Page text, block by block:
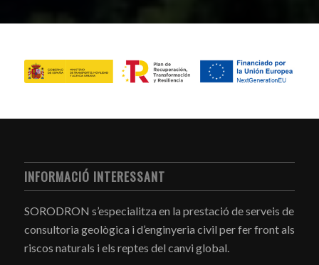
INFORMACIÓ INTERESSANT
SORODRON s’especialitza en la prestació de serveis de
consultoria geològica i d’enginyeria civil per fer front als
riscos naturals i els reptes del canvi global.